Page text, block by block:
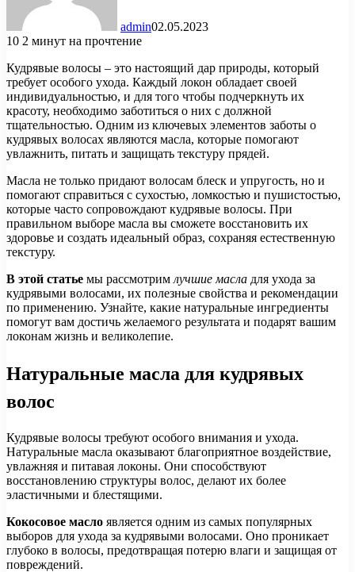
admin02.05.2023
10 2 минут на прочтение
Кудрявые волосы – это настоящий дар природы, который
требует особого ухода. Каждый локон обладает своей
индивидуальностью, и для того чтобы подчеркнуть их
красоту, необходимо заботиться о них с должной
тщательностью. Одним из ключевых элементов заботы о
кудрявых волосах являются масла, которые помогают
увлажнить, питать и защищать текстуру прядей.
Масла не только придают волосам блеск и упругость, но и
помогают справиться с сухостью, ломкостью и пушистостью,
которые часто сопровождают кудрявые волосы. При
правильном выборе масла вы сможете восстановить их
здоровье и создать идеальный образ, сохраняя естественную
текстуру.
В этой статье мы рассмотрим лучшие масла для ухода за
кудрявыми волосами, их полезные свойства и рекомендации
по применению. Узнайте, какие натуральные ингредиенты
помогут вам достичь желаемого результата и подарят вашим
локонам жизнь и великолепие.
Натуральные масла для кудрявых
волос
Кудрявые волосы требуют особого внимания и ухода.
Натуральные масла оказывают благоприятное воздействие,
увлажняя и питавая локоны. Они способствуют
восстановлению структуры волос, делают их более
эластичными и блестящими.
Кокосовое масло является одним из самых популярных
выборов для ухода за кудрявыми волосами. Оно проникает
глубоко в волосы, предотвращая потерю влаги и защищая от
повреждений.